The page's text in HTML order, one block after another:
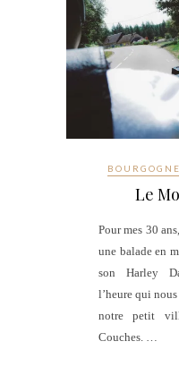
BOURGOGNE
Le
Pour mes 30
une balade en
son Harley
l’heure qui
notre petit
Couches. …